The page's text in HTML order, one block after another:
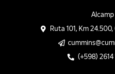
Alcamp
Ruta 101, Km
(+598)